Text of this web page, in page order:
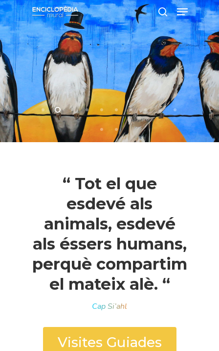
Pressiona intró per a cercar o ESC per
a tancar
“ Tot el que
esdevé als
animals, esdevé
als éssers humans,
perquè compartim
el mateix alè. “
Cap Si’ahl
Visites Guiades